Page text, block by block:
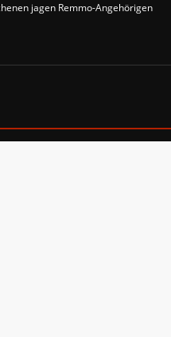
jagen Remmo-Angehörigen